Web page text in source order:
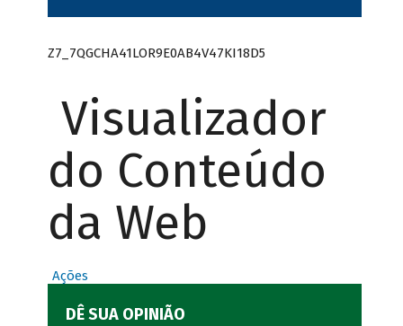
Z7_7QGCHA41LOR9E0AB4V47KI18D5
Visualizador
do Conteúdo
da Web
Ações
DÊ SUA OPINIÃO